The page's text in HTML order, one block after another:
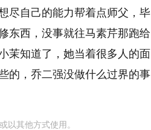
尽自己的能力帮着点师父，毕
东西，没事就往马素芹那跑给
茉知道了，她当着很多人的面
的，乔二强没做什么过界的事
以其他方式使用。